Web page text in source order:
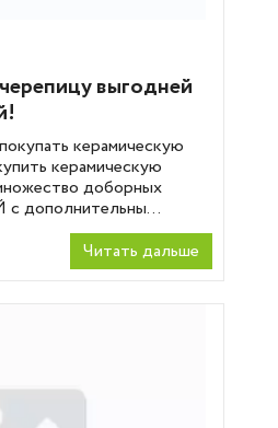
выгодней
керамическую
керамическую
доборных
дополнительны...
Читать дальше